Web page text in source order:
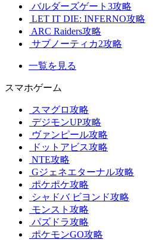
バルダーズゲート3攻略
LET IT DIE: INFERNO攻略
ARC Raiders攻略
サブノーティカ2攻略
一覧を見る
スマホゲーム
スマグロ攻略
デジモンUP攻略
ヴァンピール攻略
ドットアビス攻略
NTE攻略
Gジェネエターナル攻略
ポケポケ攻略
シャドバ ビヨンド攻略
モンスト攻略
パズドラ攻略
ポケモンGO攻略